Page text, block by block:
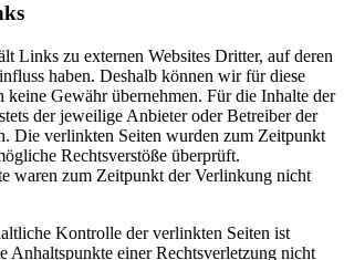
Links zu externen Websites Dritter, auf deren
haben. Deshalb können wir für diese
keine Gewähr übernehmen. Für die Inhalte der
der jeweilige Anbieter oder Betreiber der
Die verlinkten Seiten wurden zum Zeitpunkt
Rechtsverstöße überprüft.
waren zum Zeitpunkt der Verlinkung nicht
Kontrolle der verlinkten Seiten ist
Anhaltspunkte einer Rechtsverletzung nicht